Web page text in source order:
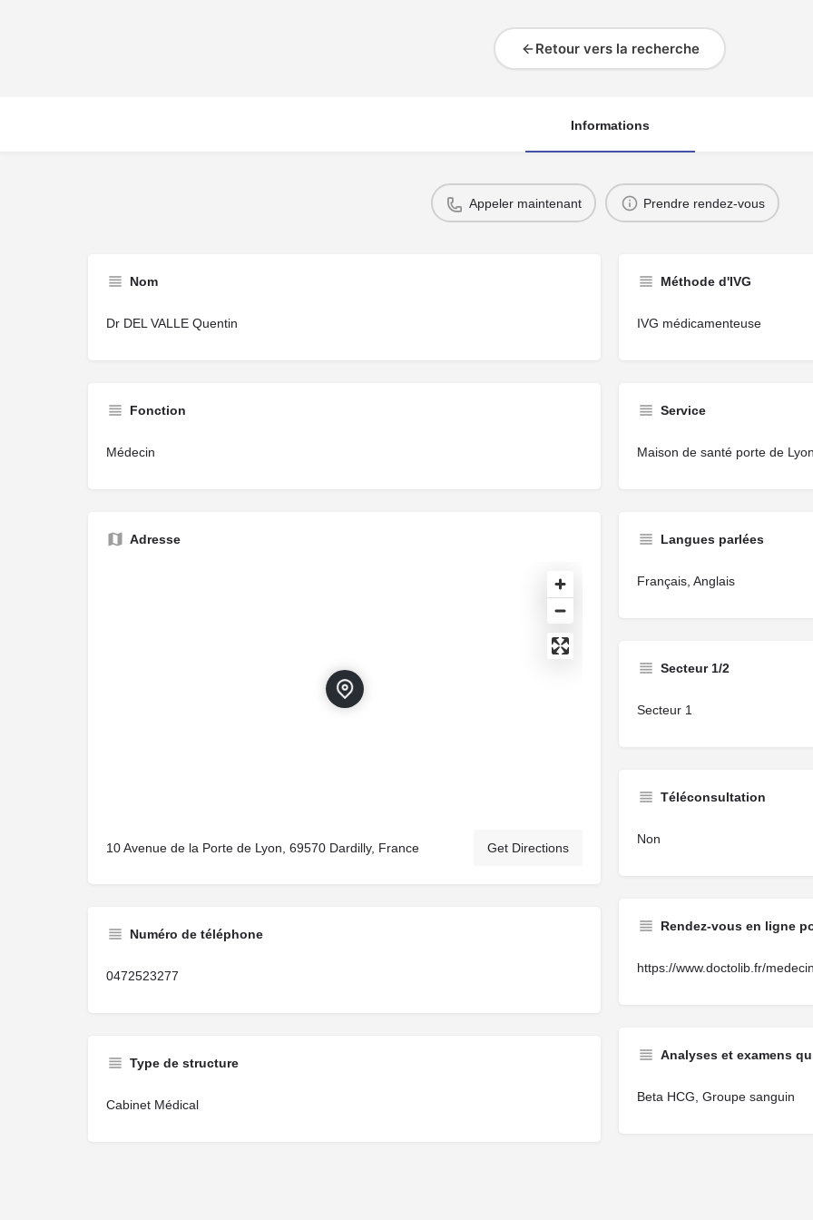
Retour vers la recherche
Informations
Appeler maintenant Prendre rendez-vous
Nom
Dr DEL VALLE Quentin
Fonction
Médecin
Adresse
10 Avenue de la Porte de Lyon, 69570 Dardilly, France Get Directions
Numéro de téléphone
0472523277
Type de structure
Cabinet Médical
Méthode d'IVG
IVG médicamenteuse
Service
Maison de santé porte de
Langues parlées
Français, Anglais
Secteur 1/2
Secteur 1
Téléconsultation
Non
Rendez-vous en ligne
https://www.doctolib.fr/
Analyses et examens
Beta HCG, Groupe sanguin